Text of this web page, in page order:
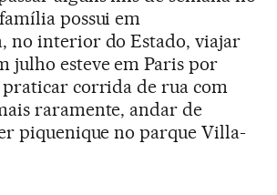
possui em
no interior do Estado, viajar
julho esteve em Paris por
corrida de rua com
raramente, andar de
piquenique no parque Villa-